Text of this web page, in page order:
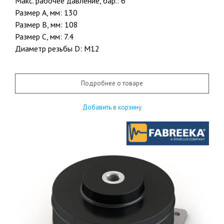
Размер A, мм: 130
Размер B, мм: 108
Размер C, мм: 7.4
Диаметр резьбы D: М12
Подробнее о товаре
Добавить в корзину